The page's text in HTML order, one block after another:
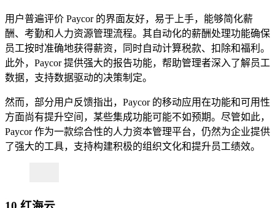
用户普遍评价 Paycor 的界面友好，易于上手，能够简化薪
酬、考勤和人力资源管理流程。其自动化的薪酬处理功能确保
员工按时准确地获得薪资，同时自动计算税款、扣除和福利。
此外，Paycor 提供强大的报告功能，帮助管理者深入了解员工
数据，支持数据驱动的决策制定。
然而，部分用户反馈指出，Paycor 的移动应用在功能和可用性
方面尚有提升空间，某些集成功能可能不如预期。尽管如此，
Paycor 作为一款综合性的人力资本管理平台，仍然为企业提供
了强大的工具，支持构建积极的组织文化和提升员工绩效。